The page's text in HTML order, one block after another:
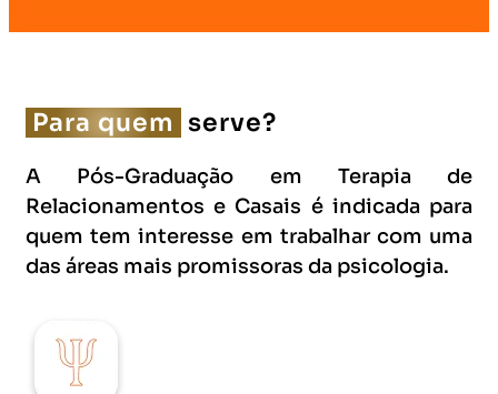
Para quem serve?
A Pós-Graduação em Terapia de
Relacionamentos e Casais é indicada para
quem tem interesse em trabalhar com uma
das áreas mais promissoras da psicologia.